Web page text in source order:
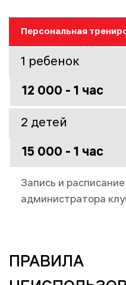
Персональная
1 ребенок
12 000 - 1 час
2 детей
15 000 - 1 час
Запись и
администратора
ПРАВИЛА